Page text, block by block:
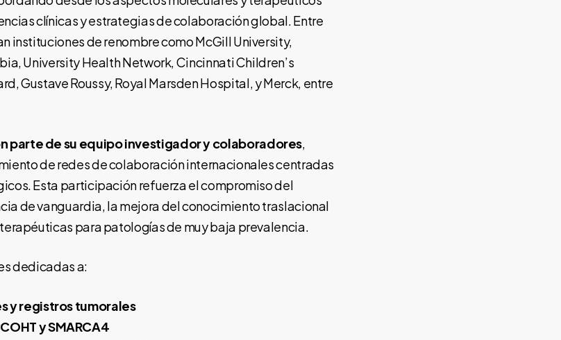
clínicas y estrategias de colaboración global. Entre
instituciones de renombre como McGill University,
University Health Network, Cincinnati Children’s
Gustave Roussy, Royal Marsden Hospital, y Merck, entre
parte de su equipo investigador y colaboradores,
de redes de colaboración internacionales centradas
Esta participación refuerza el compromiso del
de vanguardia, la mejora del conocimiento traslacional
para patologías de muy baja prevalencia.
dedicadas a:
y registros tumorales
y SMARCA4